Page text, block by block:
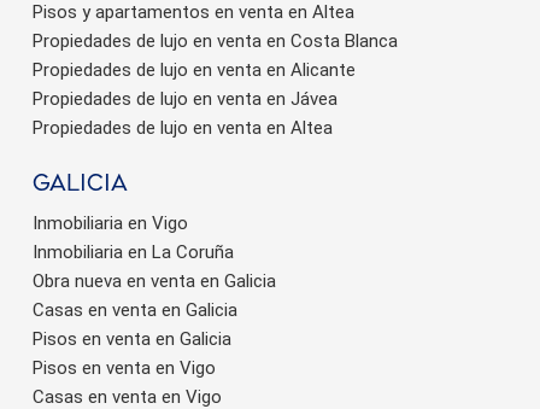
Pisos y apartamentos en venta en Altea
Propiedades de lujo en venta en Costa Blanca
Propiedades de lujo en venta en Alicante
Propiedades de lujo en venta en Jávea
Propiedades de lujo en venta en Altea
Galicia
Inmobiliaria en Vigo
Inmobiliaria en La Coruña
Obra nueva en venta en Galicia
Casas en venta en Galicia
Pisos en venta en Galicia
Pisos en venta en Vigo
Casas en venta en Vigo